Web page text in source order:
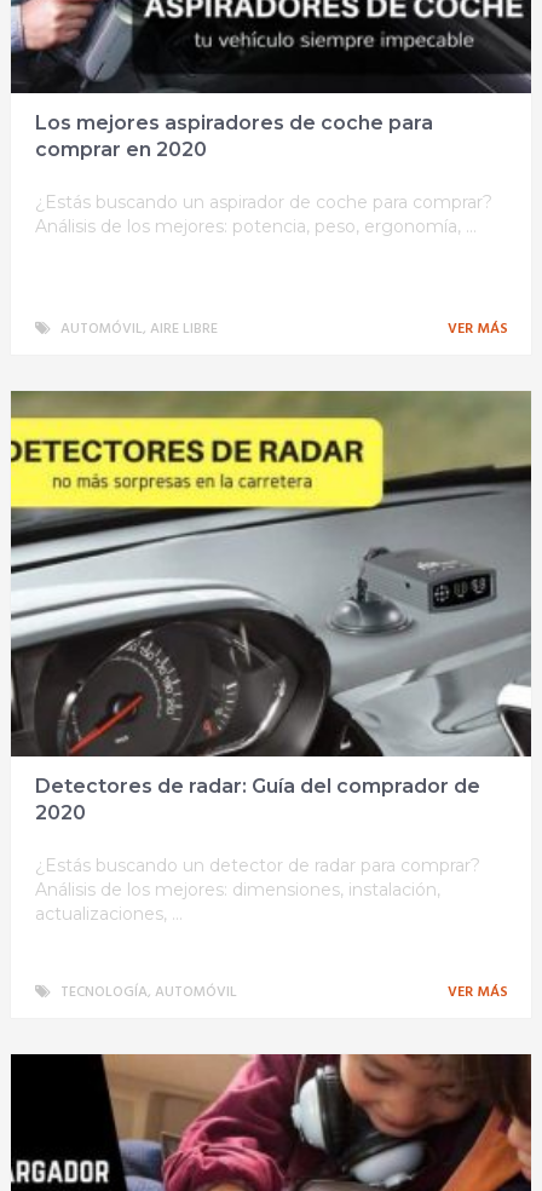
Los mejores aspiradores de coche para
comprar en 2020
¿Estás buscando un aspirador de coche para comprar?
Análisis de los mejores: potencia, peso, ergonomía, …
AUTOMÓVIL, AIRE LIBRE VER MÁS
Detectores de radar: Guía del comprador de
2020
¿Estás buscando un detector de radar para comprar?
Análisis de los mejores: dimensiones, instalación,
actualizaciones, …
TECNOLOGÍA, AUTOMÓVIL VER MÁS